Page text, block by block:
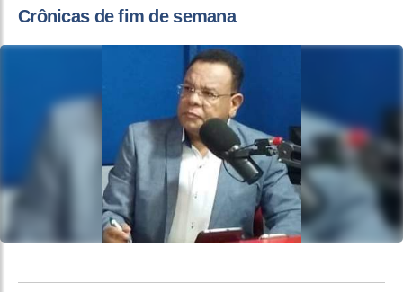
Crônicas de fim de semana